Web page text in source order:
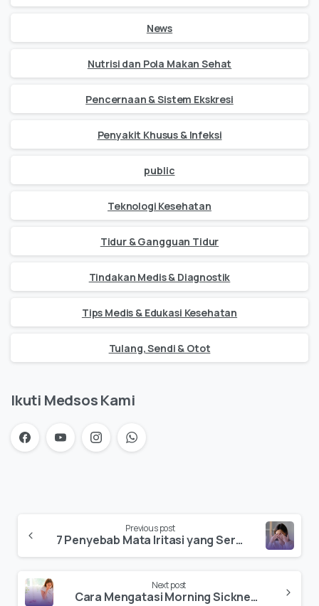
News
Nutrisi dan Pola Makan Sehat
Pencernaan & Sistem Ekskresi
Penyakit Khusus & Infeksi
public
Teknologi Kesehatan
Tidur & Gangguan Tidur
Tindakan Medis & Diagnostik
Tips Medis & Edukasi Kesehatan
Tulang, Sendi & Otot
Ikuti Medsos Kami
Previous post
7 Penyebab Mata Iritasi yang Sering Tak Disadari karena Kebiasaan Mengucek Mata
Next post
Cara Mengatasi Morning Sickness Dengan Aman dan Efektif